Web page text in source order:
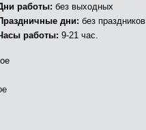
работы: без выходных
дни: без праздников
работы: 9-21 час.